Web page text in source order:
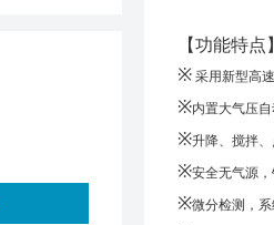
【功能特点
※ 采用新型高
※内置大气压
※升降、搅拌
※安全无气源
※微分检测，